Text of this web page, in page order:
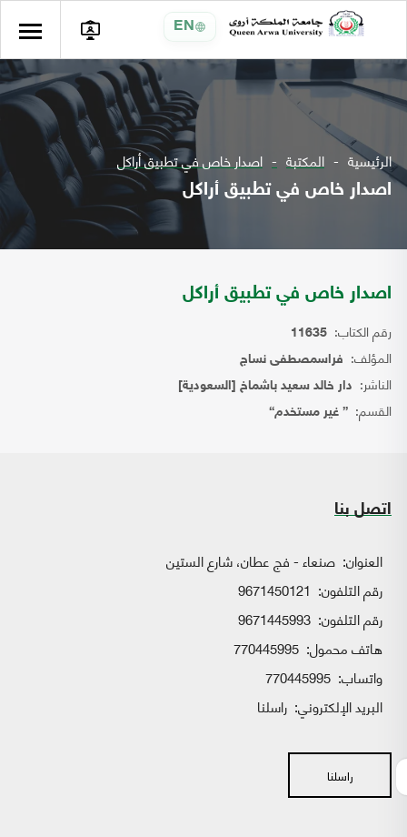
EN
الرئيسية المكتبة اصدار خاص في تطبيق أراكل
اصدار خاص في تطبيق أراكل
اصدار خاص في تطبيق أراكل
رقم الكتاب: 11635
المؤلف: فراسمصطفى نساج
الناشر: دار خالد سعيد باشماخ [السعودية]
القسم: { غير مستخدم}
اتصل بنا
العنوان: صنعاء - فج عطان، شارع الستين
رقم التلفون: 9671450121
رقم التلفون: 9671445993
هاتف محمول: 770445995
واتساب:
البريد الإلكتروني: راسلنا
راسلنا